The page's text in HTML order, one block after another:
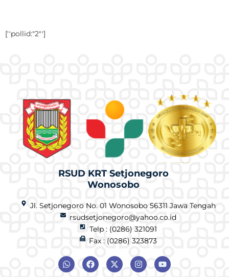
[''pollid:"2"']
RSUD KRT Setjonegoro
Wonosobo
Jl. Setjonegoro No. 01 Wonosobo 56311 Jawa Tengah
rsudsetjonegoro@yahoo.co.id
Telp : (0286) 321091
Fax : (0286) 323873